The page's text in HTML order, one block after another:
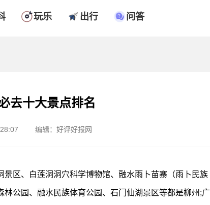
玩乐 出行 问答
去十大景点排名
编辑：好评好报网
区、白莲洞洞穴科学博物馆、融水雨卜苗寨（雨卜民族
公园、融水民族体育公园、石门仙湖景区等都是柳州;广